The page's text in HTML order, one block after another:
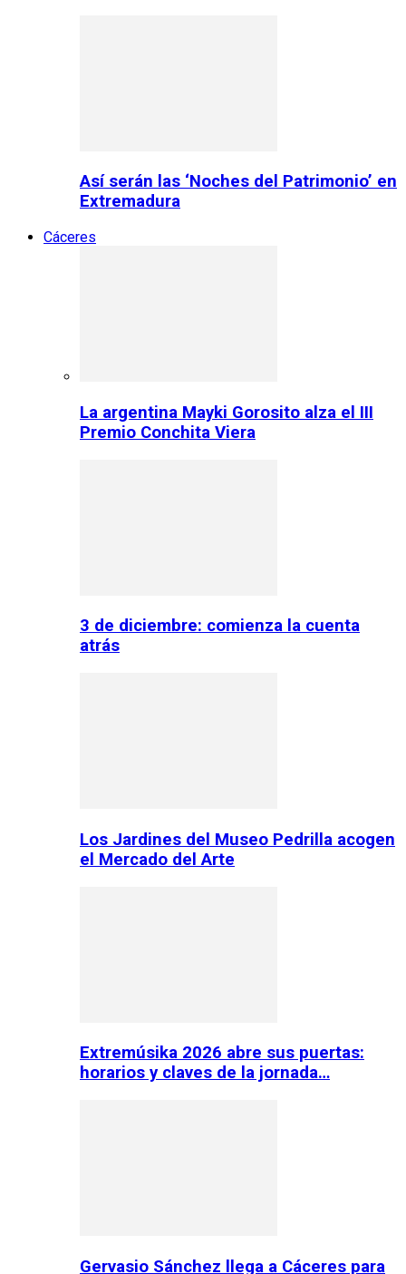
Así serán las ‘Noches del Patrimonio’ en
Extremadura
Cáceres
La argentina Mayki Gorosito alza el III
Premio Conchita Viera
3 de diciembre: comienza la cuenta
atrás
Los Jardines del Museo Pedrilla acogen
el Mercado del Arte
Extremúsika 2026 abre sus puertas:
horarios y claves de la jornada…
Gervasio Sánchez llega a Cáceres para